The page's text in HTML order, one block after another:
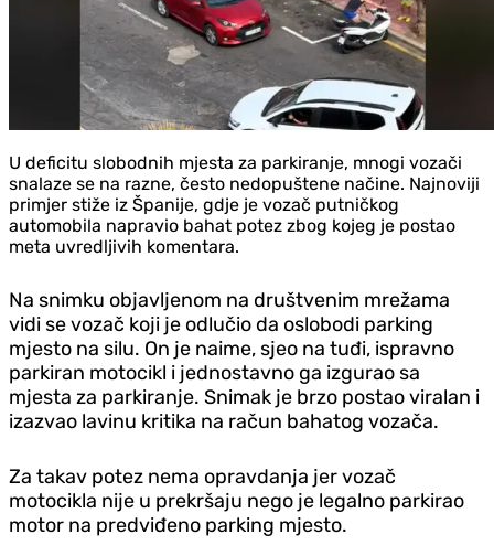
U deficitu slobodnih mjesta za parkiranje, mnogi vozači
snalaze se na razne, često nedopuštene načine. Najnoviji
primjer stiže iz Španije, gdje je vozač putničkog
automobila napravio bahat potez zbog kojeg je postao
meta uvredljivih komentara.
Na snimku objavljenom na društvenim mrežama
vidi se vozač koji je odlučio da oslobodi parking
mjesto na silu. On je naime, sjeo na tuđi, ispravno
parkiran motocikl i jednostavno ga izgurao sa
mjesta za parkiranje. Snimak je brzo postao viralan i
izazvao lavinu kritika na račun bahatog vozača.
Za takav potez nema opravdanja jer vozač
motocikla nije u prekršaju nego je legalno parkirao
motor na predviđeno parking mjesto.